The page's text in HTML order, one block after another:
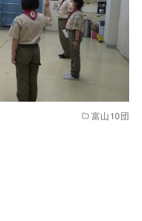
富山10団